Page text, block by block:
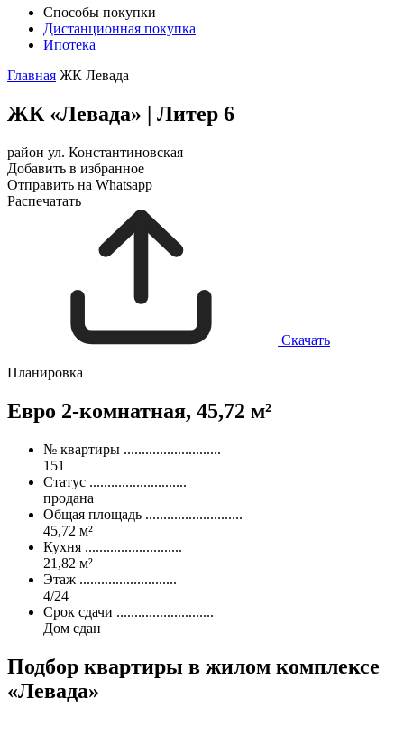
Способы покупки
Дистанционная покупка
Ипотека
Главная ЖК Левада
ЖК «Левада» | Литер 6
район ул. Константиновская
Добавить в избранное
Отправить на Whatsapp
Распечатать
Скачать
Планировка
Евро 2-комнатная, 45,72 м²
№ квартиры ...........................
151
Статус ...........................
продана
Общая площадь ...........................
45,72 м²
Кухня ...........................
21,82 м²
Этаж ...........................
4/24
Срок сдачи ...........................
Дом сдан
Подбор квартиры в жилом комплексе
«Левада»